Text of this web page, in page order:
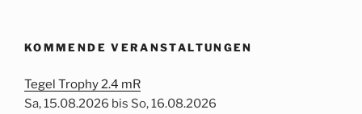
KOMMENDE VERANSTALTUNGEN
Tegel Trophy 2.4 mR
Sa, 15.08.2026 bis So, 16.08.2026